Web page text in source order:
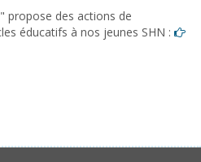
propose des actions de
éducatifs à nos jeunes SHN :